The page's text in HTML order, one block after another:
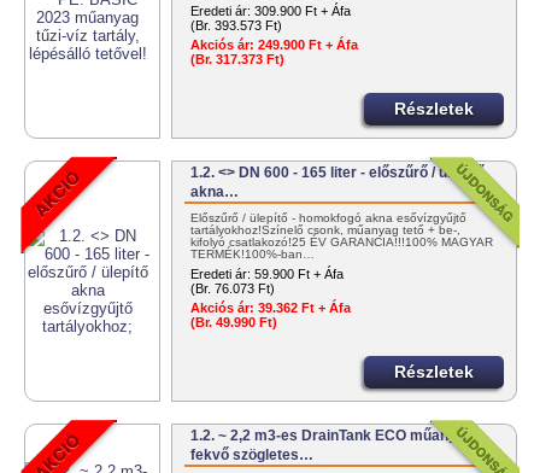
Eredeti ár: 309.900 Ft + Áfa
(Br. 393.573 Ft)
Akciós ár: 249.900 Ft + Áfa
(Br. 317.373 Ft)
Részletek
1.2. <> DN 600 - 165 liter - előszűrő / ülepítő
akna…
Előszűrő / ülepítő - homokfogó akna esővízgyűjtő
tartályokhoz!Színelő csonk, műanyag tető + be-,
kifolyó csatlakozó!25 ÉV GARANCIA!!!100% MAGYAR
TERMÉK!100%-ban…
Eredeti ár: 59.900 Ft + Áfa
(Br. 76.073 Ft)
Akciós ár: 39.362 Ft + Áfa
(Br. 49.990 Ft)
Részletek
1.2. ~ 2,2 m3-es DrainTank ECO műanyag -
fekvő szögletes…